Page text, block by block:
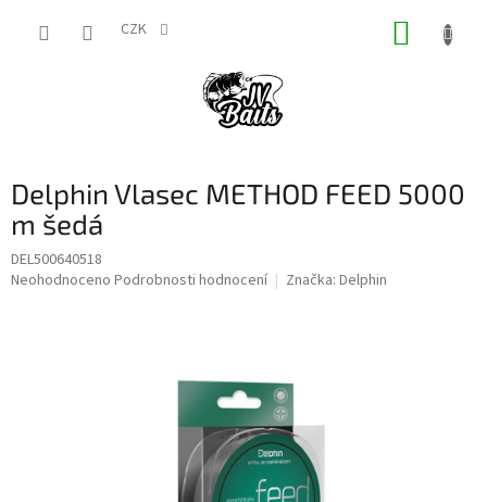
CZK
Delphin Vlasec METHOD FEED 5000
m šedá
DEL500640518
Průměrné
Neohodnoceno Podrobnosti hodnocení Značka: Delphin